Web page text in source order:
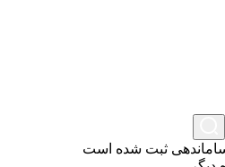
ثبت شده است